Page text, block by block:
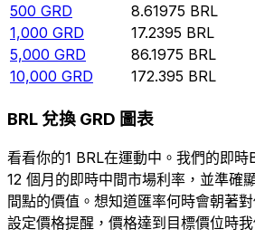
500 GRD 8.61975 BRL
1,000 GRD 17.2395 BRL
5,000 GRD 86.1975 BRL
10,000 GRD 172.395 BRL
BRL 兌換 GRD 圖表
看看你的1 BRL在運動中。我們的即時
12 個月的即時中間市場利率，並準確
間點的價值。想知道匯率何時會朝著
設定價格提醒，價格達到目標價位時我